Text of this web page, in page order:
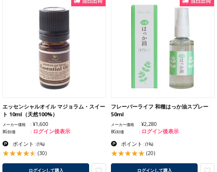
エッセンシャルオイル マジョラム・スイー
ト 10ml（天然100%）
メーカー価格 ¥1,600
BG卸価 ログイン後表示
ポイント :(1%)
(30)
ログインして購入
フレーバーライフ 和種はっか油スプレー
50ml
メーカー価格 ¥2,280
BG卸価 ログイン後表示
ポイント :(1%)
(20)
ログインして購入